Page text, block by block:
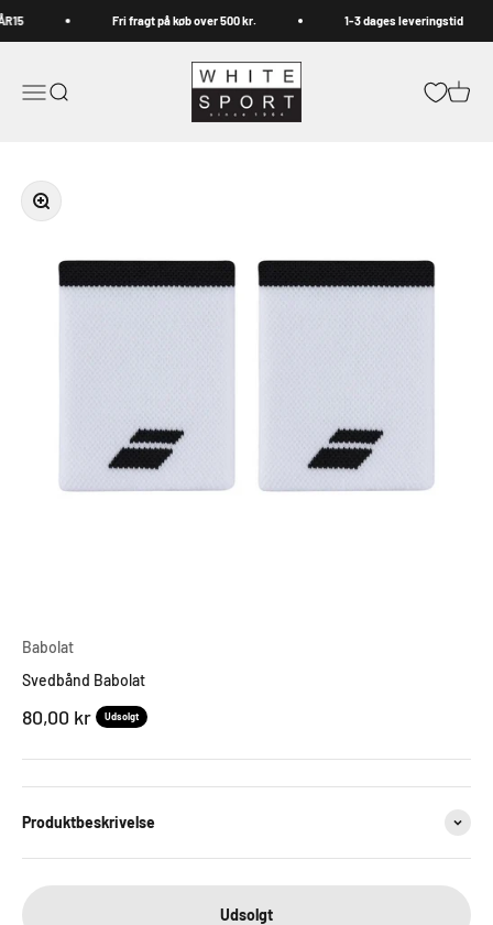
Spring til indhold
Fri fragt på køb over 500 kr. 1-3 dages leveringstid
Åbn navigationsmenu
Åbn søgefunktion
Whitesport.com
Åbn
Zoom
Babolat
Svedbånd Babolat
Salgspris
80,00 kr Udsolgt
Produktbeskrivelse
Udsolgt